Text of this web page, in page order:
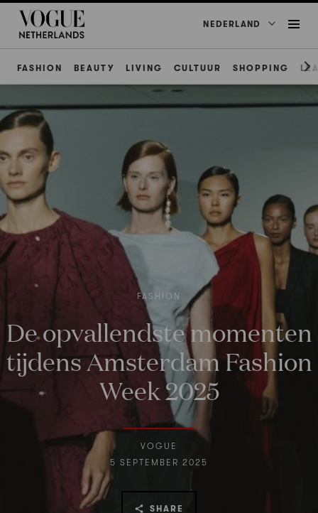
NEDERLAND
FASHION BEAUTY LIVING CULTUUR SHOPPING
FASHION
De opvallendste momenten
tijdens Amsterdam Fashion
Week 2025
VOGUE
5 SEPTEMBER 2025
SHARE